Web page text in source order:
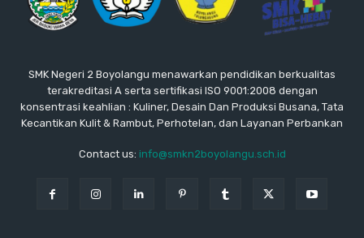
SMK Negeri 2 Boyolangu menawarkan pendidikan berkualitas
terakreditasi A serta sertifikasi ISO 9001:2008 dengan
konsentrasi keahlian : Kuliner, Desain Dan Produksi Busana, Tata
Kecantikan Kulit & Rambut, Perhotelan, dan Layanan Perbankan
Contact us: info@smkn2boyolangu.sch.id